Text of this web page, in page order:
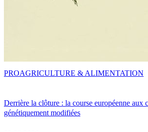
Derrière la clôture : la course européenne aux
génétiquement modifiées
PROAGRICULTURE & ALIMENTATION